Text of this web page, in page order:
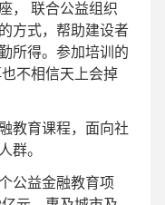
， 联合公益组织
方式，帮助建设者
所得。参加培训的
不相信天上会掉
教育课程，面向社
群。
公益金融教育项